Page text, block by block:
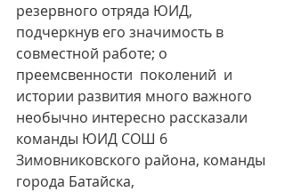
резервного отряда ЮИД,
подчеркнув его значимость в
совместной работе; о
преемсвенности  поколений  и
истории развития много важного
необычно интересно рассказали
команды ЮИД СОШ 6
Зимовниковского района, команды
города Батайска,